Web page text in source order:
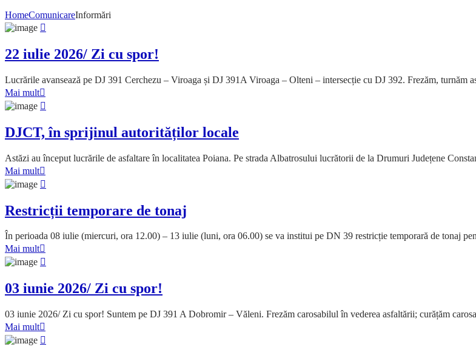
HomeComunicareInformări
22 iulie 2026/ Zi cu spor!
Lucrările avansează pe DJ 391 Cerchezu – Viroaga și DJ 391A Viroaga – Olteni – intersecție cu DJ 392. Frezăm,
Mai mult
DJCT, în sprijinul autorităților locale
Astăzi au început lucrările de asfaltare în localitatea Poiana. Pe strada Albatrosului lucrătorii de la Drumuri Județene
Mai mult
Restricții temporare de tonaj
În perioada 08 iulie (miercuri, ora 12.00) – 13 iulie (luni, ora 06.00) se va institui pe DN 39 restricție temporară de tonaj
Mai mult
03 iunie 2026/ Zi cu spor!
03 iunie 2026/ Zi cu spor! Suntem pe DJ 391 A Dobromir – Văleni. Frezăm carosabilul în vederea asfaltării; curățăm
Mai mult